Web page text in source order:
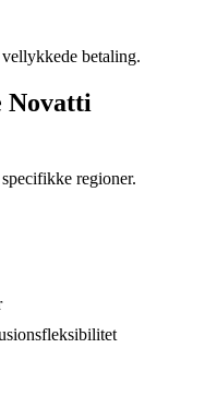
betaling.
Novatti
regioner.